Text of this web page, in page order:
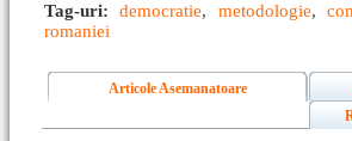
Tag-uri:democratie, metodologie,
romaniei
Articole Asemanatoare